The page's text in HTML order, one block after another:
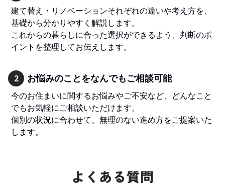
建て替え・リノベーションそれぞれの違いや考え方を、
基礎から分かりやすく解説します。
これからの暮らしに合った選択ができるよう、判断のポ
イントを整理してお伝えします。
2 お悩みのことをなんでもご相談可能
今のお住まいに関するお悩みやご不安など、どんなこと
でもお気軽にご相談いただけます。
個別の状況に合わせて、無理のない進め方をご提案いた
します。